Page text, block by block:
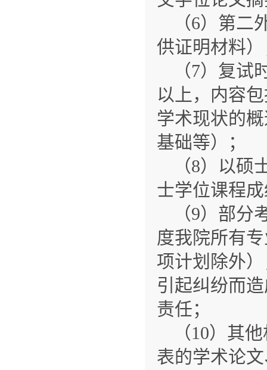
（6）第
供证明材料
（7）复
以上，内容
学术现状的
基础等）；
（8）以
士学位课程
（9）部
度我院所有
项计划除外
引起纠纷而
责任；
（10）其
表的学术论